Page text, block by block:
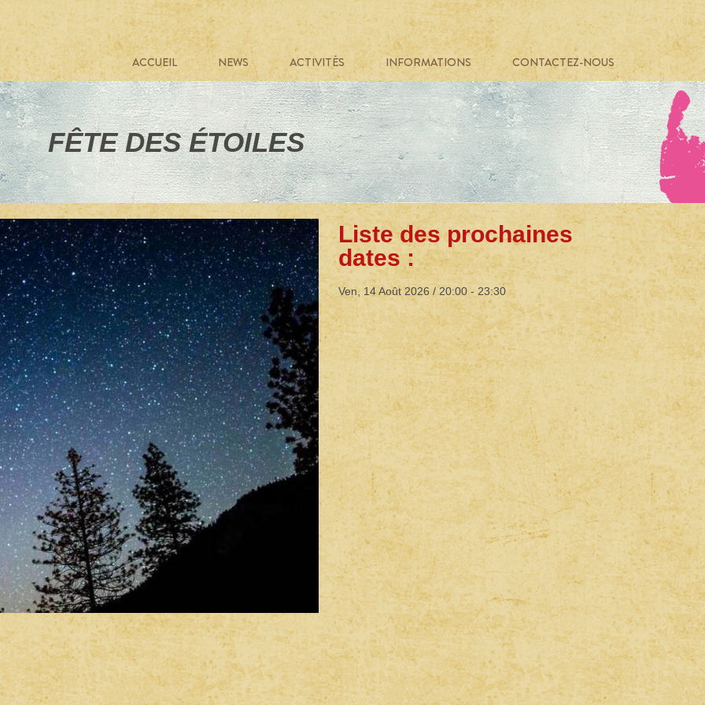
ACCUEIL
NEWS ACTIVITÉS INFORMATIONS CONTACTEZ-NOUS
FÊTE DES ÉTOILES
Liste des prochaines
dates :
Ven, 14 Août 2026 /20:00-23:30